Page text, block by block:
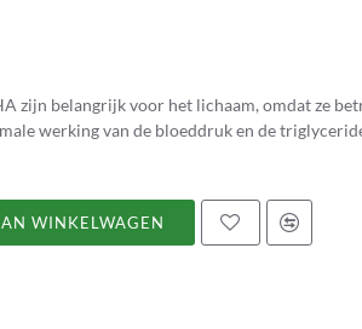
zijn belangrijk voor het lichaam, omdat ze
werking van de bloeddruk en de
WINKELWAGEN